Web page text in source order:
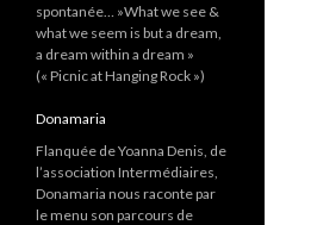
spontanée… »What we see &
what we seem is but a dream,
a dream within a dream »
(« Picnic at Hanging Rock »)
Donamaria
Flanquée de Yoanna Denis, de
l’association Intermédiaires,
Donamaria nous raconte par
le menu son parcours de